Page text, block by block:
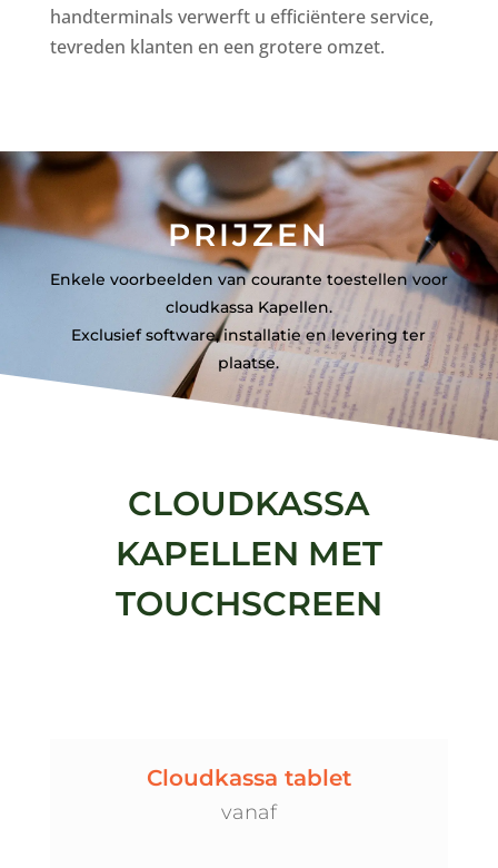
handterminals verwerft u efficiëntere service,
tevreden klanten en een grotere omzet.
PRIJZEN
Enkele voorbeelden van courante toestellen voor
cloudkassa Kapellen.
Exclusief software, installatie en levering ter
plaatse.
CLOUDKASSA
KAPELLEN MET
TOUCHSCREEN
Cloudkassa tablet
vanaf